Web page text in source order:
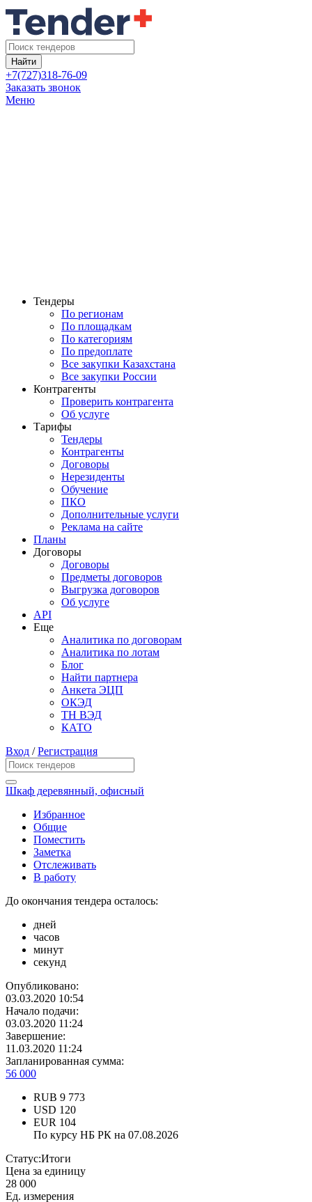
Найти
+7(727)318-76-09
Заказать звонок
Меню
Тендеры
По регионам
По площадкам
По категориям
По предоплате
Все закупки Казахстана
Все закупки России
Контрагенты
Проверить контрагента
Об услуге
Тарифы
Тендеры
Контрагенты
Договоры
Нерезиденты
Обучение
ПКО
Дополнительные услуги
Реклама на сайте
Планы
Договоры
Договоры
Предметы договоров
Выгрузка договоров
Об услуге
API
Еще
Аналитика по договорам
Аналитика по лотам
Блог
Найти партнера
Анкета ЭЦП
ОКЭД
ТН ВЭД
КАТО
Вход /Регистрация
Шкаф деревянный, офисный
Избранное
Общие
Поместить
Заметка
Отслеживать
В работу
До окончания тендера осталось:
дней
часов
минут
секунд
Опубликовано:
03.03.2020 10:54
Начало подачи:
03.03.2020 11:24
Завершение:
11.03.2020 11:24
Запланированная сумма:
56 000
RUB 9 773
USD 120
EUR 104
По курсу НБ РК на 07.08.2026
Статус:Итоги
Цена за единицу
28 000
Ед. измерения